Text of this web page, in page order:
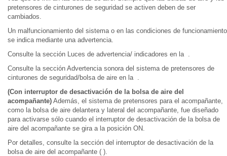
pretensores de cinturones de seguridad se activen deben de ser
cambiados.
Un malfuncionamiento del sistema o en las condiciones de funcionamiento
se indica mediante una advertencia.
Consulte la sección Luces de advertencia/ indicadores en la .
Consulte la sección Advertencia sonora del sistema de pretensores de
cinturones de seguridad/bolsa de aire en la .
(Con interruptor de desactivación de la bolsa de aire del
acompañante) Además, el sistema de pretensores para el acompañante,
como la bolsa de aire delantera y lateral del acompañante, fue diseñado
para activarse sólo cuando el interruptor de desactivación de la bolsa de
aire del acompañante se gira a la posición ON.
Por detalles, consulte la sección del interruptor de desactivación de la
bolsa de aire del acompañante ( ).